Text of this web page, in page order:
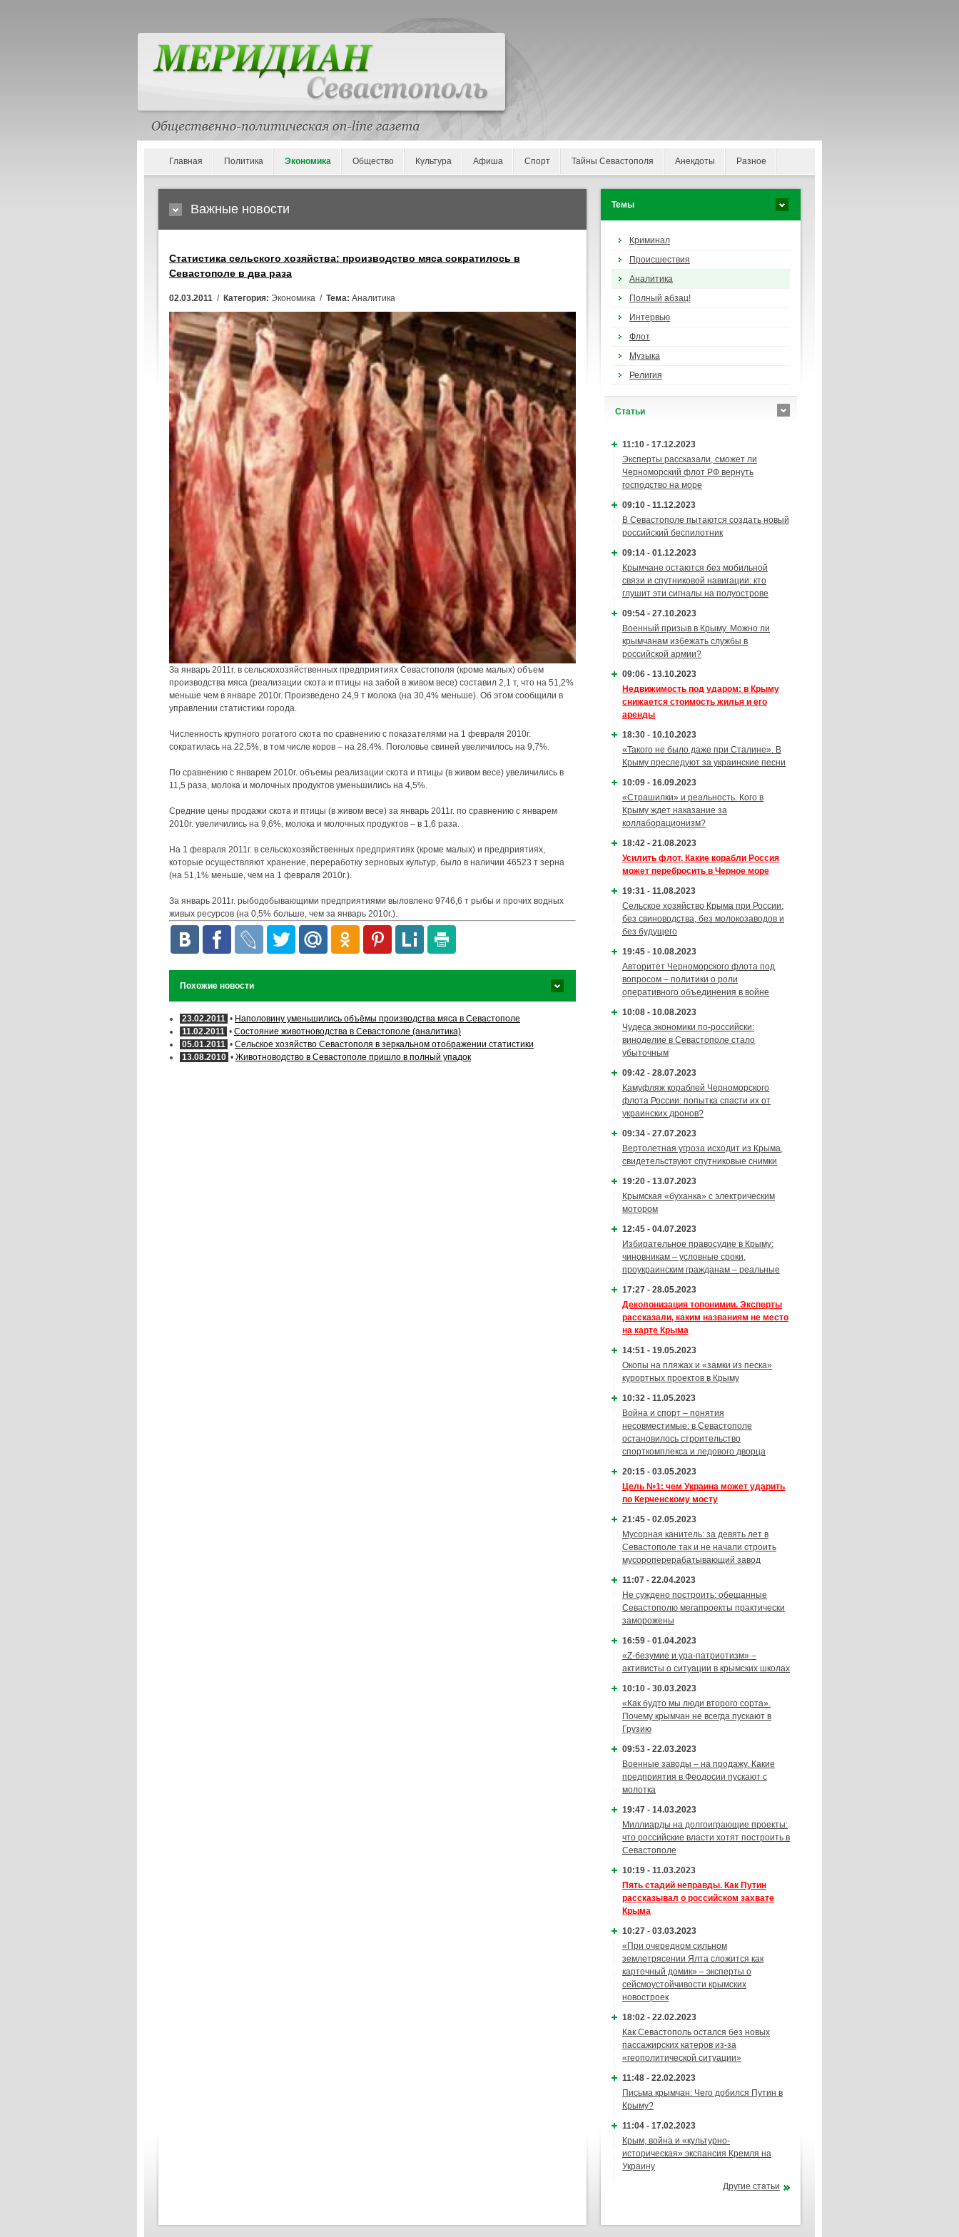
Главная Политика Экономика Общество Культура Афиша Спорт Тайны Севастополя Анекдоты Разное
Важные новости
Статистика сельского хозяйства: производство мяса сократилось в
Севастополе в два раза
02.03.2011 / Категория: Экономика / Тема: Аналитика
За январь 2011г. в сельскохозяйственных предприятиях Севаcтополя (кроме малых) объем
производства мяса (реализации скота и птицы на забой в живом весе) составил 2,1 т, что на 51,2%
меньше чем в январе 2010г. Произведено 24,9 т молока (на 30,4% меньше). Об этом сообщили в
управлении статистики города.
Численность крупного рогатого скота по сравнению с показателями на 1 февраля 2010г.
сократилась на 22,5%, в том числе коров – на 28,4%. Поголовье свиней увеличилось на 9,7%.
По сравнению с январем 2010г. объемы реализации скота и птицы (в живом весе) увеличились в
11,5 раза, молока и молочных продуктов уменьшились на 4,5%.
Средние цены продажи скота и птицы (в живом весе) за январь 2011г. по сравнению с январем
2010г. увеличились на 9,6%, молока и молочных продуктов – в 1,6 раза.
На 1 февраля 2011г. в сельскохозяйственных предприятиях (кроме малых) и предприятиях,
которые осуществляют хранение, переработку зерновых культур, было в наличии 46523 т зерна
(на 51,1% меньше, чем на 1 февраля 2010г.).
За январь 2011г. рыбодобывающими предприятиями выловлено 9746,6 т рыбы и прочих водных
живых ресурсов (на 0,5% больше, чем за январь 2010г.).
Похожие новости
23.02.2011 • Наполовину уменьшились объёмы производства мяса в Севастополе
11.02.2011 • Состояние животноводства в Севастополе (аналитика)
05.01.2011 • Сельское хозяйство Севастополя в зеркальном отображении статистики
13.08.2010 • Животноводство в Севастополе пришло в полный упадок
Темы
Криминал
Происшествия
Аналитика
Полный абзац!
Интервью
Флот
Музыка
Религия
Cтатьи
11:10 - 17.12.2023
Эксперты рассказали, сможет ли
Черноморский флот РФ вернуть
господство на море
09:10 - 11.12.2023
В Севастополе пытаются создать новый
российский беспилотник
09:14 - 01.12.2023
Крымчане остаются без мобильной
связи и спутниковой навигации: кто
глушит эти сигналы на полуострове
09:54 - 27.10.2023
Военный призыв в Крыму. Можно ли
крымчанам избежать службы в
российской армии?
09:06 - 13.10.2023
Недвижимость под ударом: в Крыму
снижается стоимость жилья и его
аренды
18:30 - 10.10.2023
«Такого не было даже при Сталине». В
Крыму преследуют за украинские песни
10:09 - 16.09.2023
«Страшилки» и реальность. Кого в
Крыму ждет наказание за
коллаборационизм?
18:42 - 21.08.2023
Усилить флот. Какие корабли Россия
может перебросить в Черное море
19:31 - 11.08.2023
Сельское хозяйство Крыма при России:
без свиноводства, без молокозаводов и
без будущего
19:45 - 10.08.2023
Авторитет Черноморского флота под
вопросом – политики о роли
оперативного объединения в войне
10:08 - 10.08.2023
Чудеса экономики по-российски:
виноделие в Севастополе стало
убыточным
09:42 - 28.07.2023
Камуфляж кораблей Черноморского
флота России: попытка спасти их от
украинских дронов?
09:34 - 27.07.2023
Вертолетная угроза исходит из Крыма,
свидетельствуют спутниковые снимки
19:20 - 13.07.2023
Крымская «буханка» с электрическим
мотором
12:45 - 04.07.2023
Избирательное правосудие в Крыму:
чиновникам – условные сроки,
проукраинским гражданам – реальные
17:27 - 28.05.2023
Деколонизация топонимии. Эксперты
рассказали, каким названиям не место
на карте Крыма
14:51 - 19.05.2023
Окопы на пляжах и «замки из песка»
курортных проектов в Крыму
10:32 - 11.05.2023
Война и спорт – понятия
несовместимые: в Севастополе
остановилось строительство
спорткомплекса и ледового дворца
20:15 - 03.05.2023
Цель №1: чем Украина может ударить
по Керченскому мосту
21:45 - 02.05.2023
Мусорная канитель: за девять лет в
Севастополе так и не начали строить
мусороперерабатывающий завод
11:07 - 22.04.2023
Не суждено построить: обещанные
Севастополю мегапроекты практически
заморожены
16:59 - 01.04.2023
«Z-безумие и ура-патриотизм» –
активисты о ситуации в крымских школах
10:10 - 30.03.2023
«Как будто мы люди второго сорта».
Почему крымчан не всегда пускают в
Грузию
09:53 - 22.03.2023
Военные заводы – на продажу. Какие
предприятия в Феодосии пускают с
молотка
19:47 - 14.03.2023
Миллиарды на долгоиграющие проекты:
что российские власти хотят построить в
Севастополе
10:19 - 11.03.2023
Пять стадий неправды. Как Путин
рассказывал о российском захвате
Крыма
10:27 - 03.03.2023
«При очередном сильном
землетрясении Ялта сложится как
карточный домик» – эксперты о
сейсмоустойчивости крымских
новостроек
18:02 - 22.02.2023
Как Севастополь остался без новых
пассажирских катеров из-за
«геополитической ситуации»
11:48 - 22.02.2023
Письма крымчан: Чего добился Путин в
Крыму?
11:04 - 17.02.2023
Крым, война и «культурно-
историческая» экспансия Кремля на
Украину
Другие статьи